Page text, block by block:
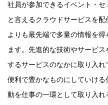
社員が参加できるイベント・
と言えるクラウドサービスを
よりも最先端で多量の情報を
ます。先進的な技術やサービ
するサービスのなかに取り入
便利で豊かなものにしていけ
動を仕事の一環として取り入